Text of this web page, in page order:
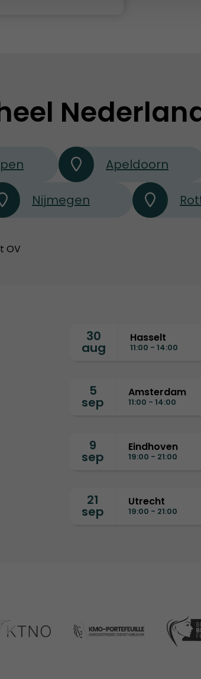
Apeldoorn
Nijmegen
OV
30
aug
Hasselt
11:00 - 14:00
5
sep
Amsterdam
11:00 - 14:00
9
sep
Eindhoven
19:00 - 21:00
21
sep
Utrecht
19:00 - 21:00